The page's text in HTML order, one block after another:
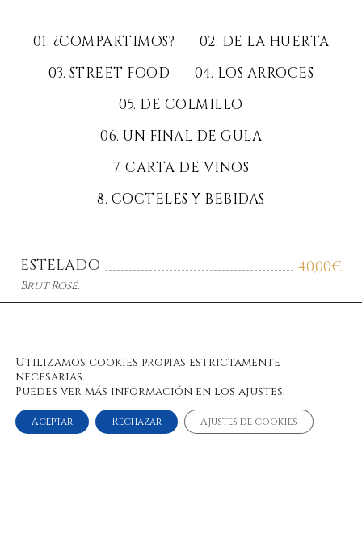
01. ¿COMPARTIMOS?
02. DE LA HUERTA
03. STREET FOOD
04. LOS ARROCES
05. DE COLMILLO
06. UN FINAL DE GULA
7. CARTA DE VINOS
8. COCTELES Y BEBIDAS
40,00€
ESTELADO
BrutRosé.
BrutReserve Ecológico.
Utilizamos cookies propias estrictamente
necesarias.
Puedes ver más información en los ajustes.
Aceptar Rechazar Ajustes de cookies